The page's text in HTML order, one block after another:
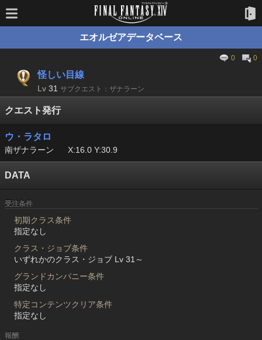
エオルゼアデータベース
0 0
怪しい目線
Lv 31 サブクエスト：ザナラーン
クエスト発行
ウ・ラタロ
南ザナラーン X:16.0 Y:30.9
DATA
受注条件
初期クラス条件
指定なし
クラス・ジョブ条件
いずれかのクラス・ジョブ Lv 31～
グランドカンパニー条件
指定なし
特定コンテンツクリア条件
指定なし
報酬